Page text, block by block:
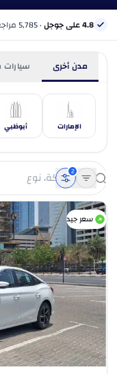
4.8 على جوجل · 5,785 مراجعة
مدن أخرى سيارات
الإمارات أبوظبي
2
سعر جيد